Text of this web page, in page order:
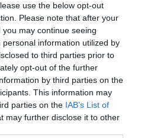
use the below opt-out
Please note that after your
may continue seeing
information utilized by
to third parties prior to
opt-out of the further
by third parties on the
This information may
parties on the IAB’s List of
may further disclose it to other
com a font preferida de
últimes notícies d'actualitat